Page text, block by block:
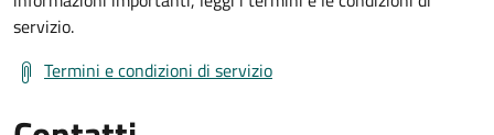
servizio.
Termini e condizioni di servizio